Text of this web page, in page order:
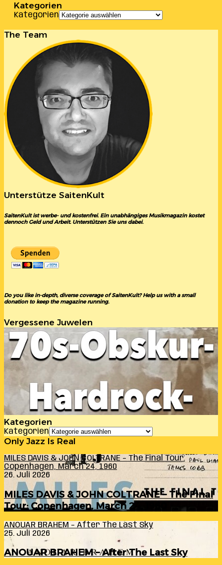
Kategorien
Kategorien
The Team
Unterstütze SaitenKult
SaitenKult ist werbe- und kostenfrei. Ein unabhängiges Musikmagazin kostet
dennoch Geld und Arbeit. Unterstützen Sie uns dabei.
Do you like in-depth, diverse coverage of SaitenKult? Help us with a small
donation to keep the magazine running.
Vergessene Juwelen
Kategorien
Kategorien
Only Jazz Is Real
MILES DAVIS & JOHN COLTRANE – The Final Tour:
Copenhagen, March 24, 1960
26. Juli 2026
MILES DAVIS & JOHN COLTRANE – The Final
Tour: Copenhagen, March 24, 1960
ANOUAR BRAHEM – After The Last Sky
25. Juli 2026
ANOUAR BRAHEM – After The Last Sky